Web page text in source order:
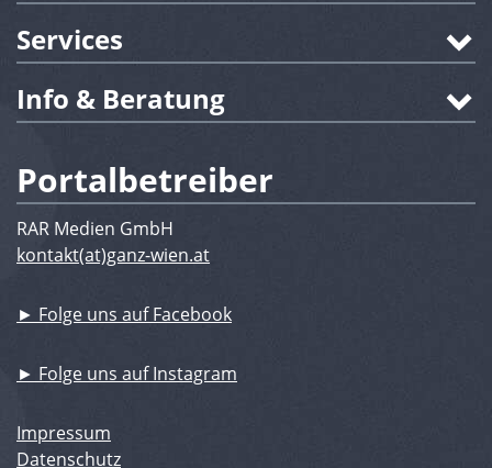
Services
Info & Beratung
Portalbetreiber
RAR Medien GmbH
kontakt(at)ganz-wien.at
► Folge uns auf Facebook
► Folge uns auf Instagram
Impressum
Datenschutz